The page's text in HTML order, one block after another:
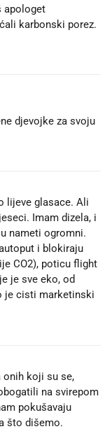
apologet
karbonski porez.
djevojke za svoju
lijeve glasace. Ali
Imam dizela, i
nameti ogromni.
i blokiraju
CO2), poticu flight
je sve eko, od
je cisti marketinski
onih koji su se,
na svirepom
pokušavaju
što dišemo.